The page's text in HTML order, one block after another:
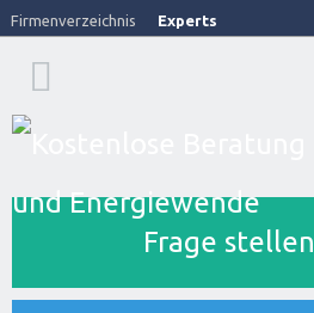
Firmenverzeichnis Experts
Frage stellen